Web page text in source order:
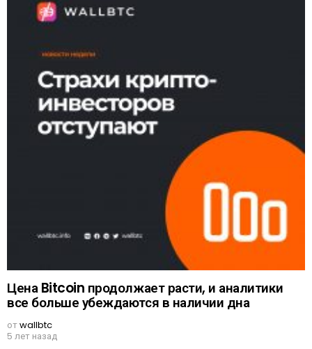
Цена Bitcoin продолжает расти, и аналитики
все больше убеждаются в наличии дна
отwallbtc
5 лет назад